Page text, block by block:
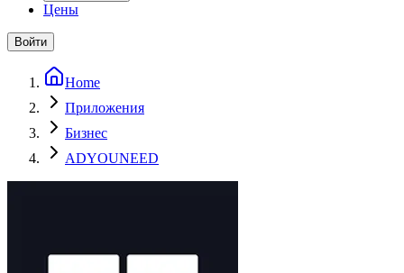
Цены
Войти
Home
Приложения
Бизнес
ADYOUNEED